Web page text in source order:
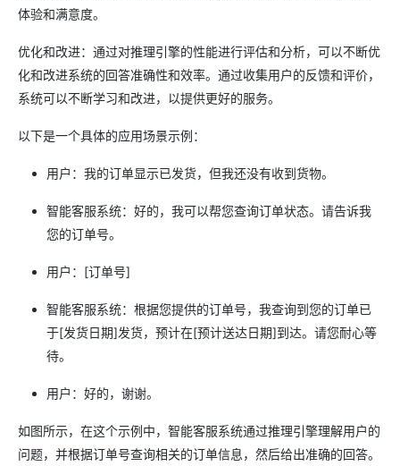
体验和满意度。
优化和改进：通过对推理引擎的性能进行评估和分析，可以不断优
化和改进系统的回答准确性和效率。通过收集用户的反馈和评价，
系统可以不断学习和改进，以提供更好的服务。
以下是一个具体的应用场景示例：
用户：我的订单显示已发货，但我还没有收到货物。
智能客服系统：好的，我可以帮您查询订单状态。请告诉我
您的订单号。
用户：[订单号]
智能客服系统：根据您提供的订单号，我查询到您的订单已
于[发货日期]发货，预计在[预计送达日期]到达。请您耐心等
待。
用户：好的，谢谢。
如图所示，在这个示例中，智能客服系统通过推理引擎理解用户的
问题，并根据订单号查询相关的订单信息，然后给出准确的回答。